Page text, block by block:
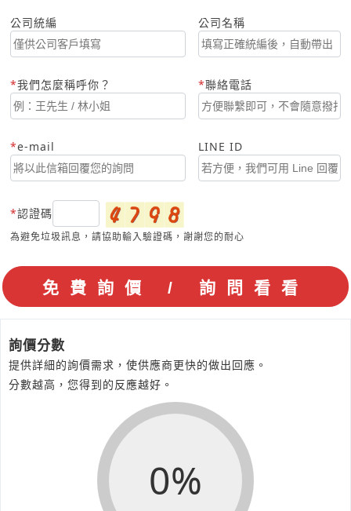
公司統編 公司名稱
我們怎麼稱呼你？ 聯絡電話
e-mail LINE ID
認證碼
為避免垃圾訊息，請協助輸入驗證碼，謝謝您的耐心
詢價分數
提供詳細的詢價需求，使供應商更快的做出回應。
分數越高，您得到的反應越好。
0%